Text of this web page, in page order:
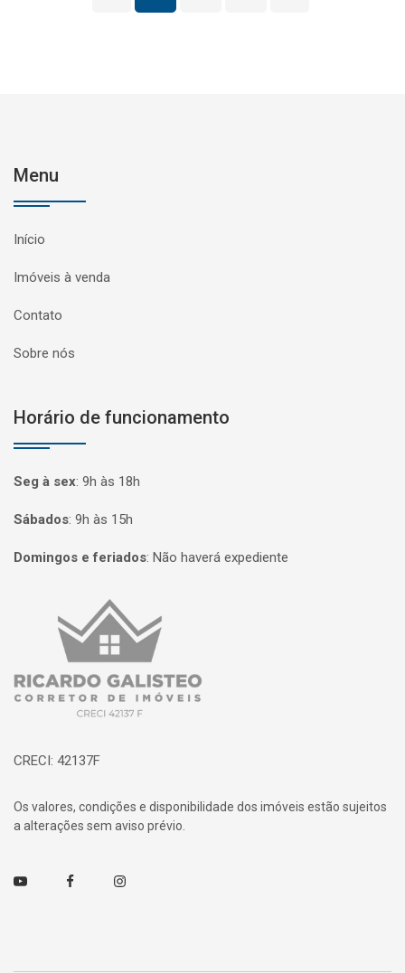
Menu
Início
Imóveis à venda
Contato
Sobre nós
Horário de funcionamento
Seg à sex: 9h às 18h
Sábados: 9h às 15h
Domingos e feriados: Não haverá expediente
Página inicial
CRECI: 42137F
Os valores, condições e disponibilidade dos imóveis estão sujeitos
a alterações sem aviso prévio.
Youtube FacebookInstagram